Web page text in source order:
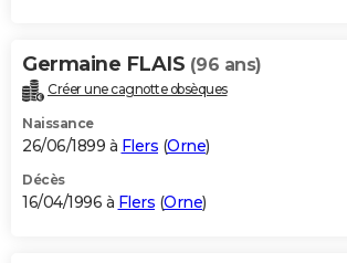
Germaine FLAIS (96 ans)
Créer une cagnotte obsèques
Naissance
26/06/1899 à Flers (Orne)
Décès
16/04/1996 à Flers (Orne)